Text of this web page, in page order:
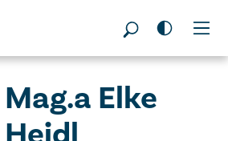
Mag.a Elke